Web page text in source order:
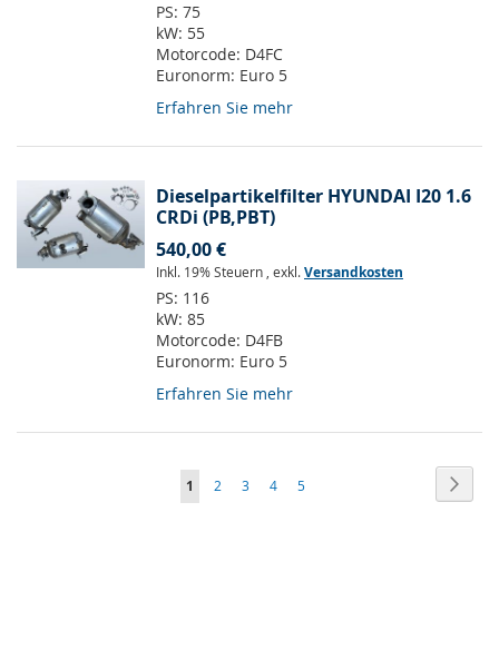
PS: 75
kW: 55
Motorcode: D4FC
Euronorm: Euro 5
Erfahren Sie mehr
Dieselpartikelfilter HYUNDAI I20 1.6
CRDi (PB,PBT)
540,00 €
Inkl. 19% Steuern , exkl.Versandkosten
PS: 116
kW: 85
Motorcode: D4FB
Euronorm: Euro 5
Erfahren Sie mehr
Seite
Sie
1 Seite
2 Seite
3 Seite
4 Seite
5